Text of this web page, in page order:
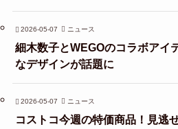
2026-05-07 ニュース
細木数子とWEGOのコラボアイ
なデザインが話題に
2026-05-07 ニュース
コストコ今週の特価商品！見逃